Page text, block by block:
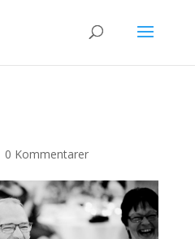
0 Kommentarer